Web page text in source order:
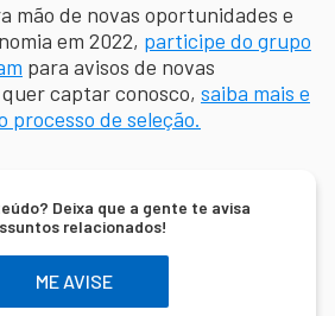
mão de novas oportunidades e
em 2022, participe do grupo
para avisos de novas
captar conosco, saiba mais e
processo de seleção.
Deixa que a gente te avisa
relacionados!
ME AVISE